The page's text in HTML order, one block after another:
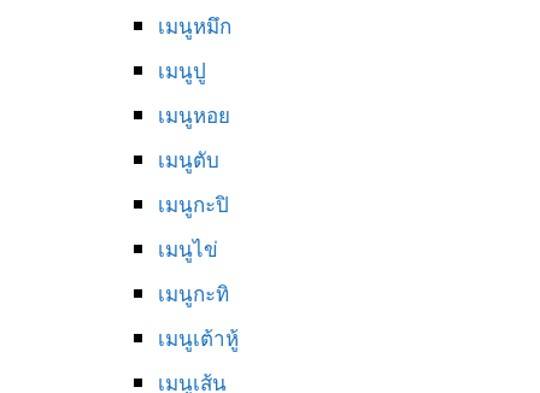
เมนูหมึก
เมนูปู
เมนูหอย
เมนูตับ
เมนูกะปิ
เมนูไข่
เมนูกะทิ
เมนูเต้าหู้
เมนูเส้น